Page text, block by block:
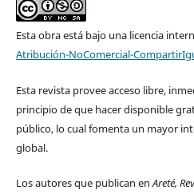
Esta obra está bajo una licencia
Atribución-NoComercial-
Esta revista provee acceso libre,
principio de que hacer disponible
público, lo cual fomenta un mayor
global.
Los autores que publican en Areté,